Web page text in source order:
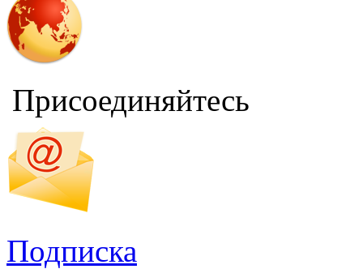
Присоединяйтесь
Подписка